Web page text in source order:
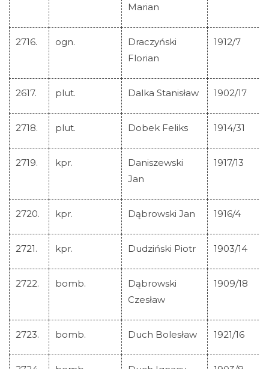
Marian
2716. ogn.
Draczyński
Florian
1912/7
2617. plut. Dalka Stanisław 1902/17
2718. plut. Dobek Feliks 1914/31
2719. kpr.
Daniszewski
Jan
1917/13
2720. kpr. Dąbrowski Jan 1916/4
2721. kpr. Dudziński Piotr 1903/14
2722. bomb.
Dąbrowski
Czesław
1909/18
2723. bomb. Duch Bolesław 1921/16